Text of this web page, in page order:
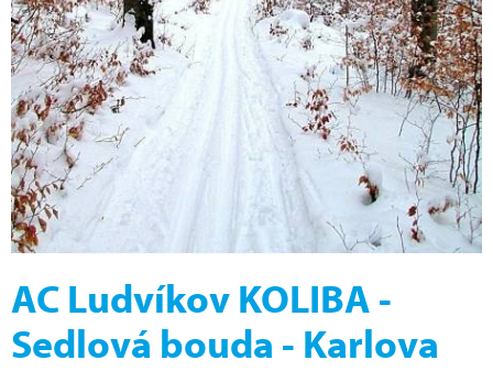
AC Ludvíkov KOLIBA -
Sedlová bouda - Karlova